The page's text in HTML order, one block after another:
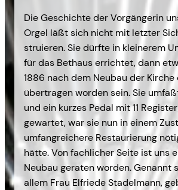
Die Geschichte der Vorgängerin
Orgel läßt sich nicht mit letzter
struieren. Sie dürf­te in kleinerem
für das Bethaus errichtet, dann
1886 nach dem Neubau der
übertragen worden sein. Sie
und ein kurzes Pedal mit 11
gewartet, war sie nun in einem
umfangreichere Restaurierung
hätte. Von fachli­cher Seite ist uns
Neubau geraten worden. Genannt
allem Frau Elfriede Stadelmann,